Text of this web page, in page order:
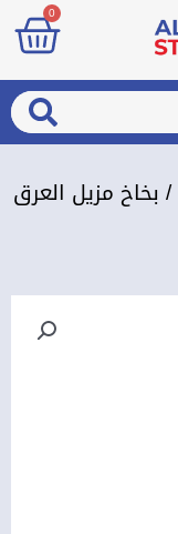
0
/ بخاخ مزيل العرق